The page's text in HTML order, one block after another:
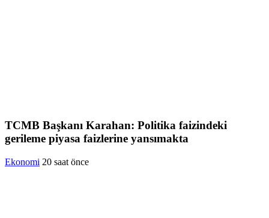
TCMB Başkanı Karahan: Politika faizindeki
gerileme piyasa faizlerine yansımakta
Ekonomi 20 saat önce